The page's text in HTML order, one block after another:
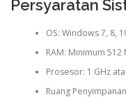
Persyaratan
OS: Windows 7, 8,
RAM: Minimum 512
Prosesor: 1 GHz
Ruang